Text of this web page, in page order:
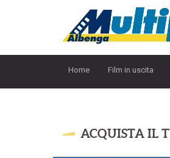
Home Film in uscita
ACQUISTA IL